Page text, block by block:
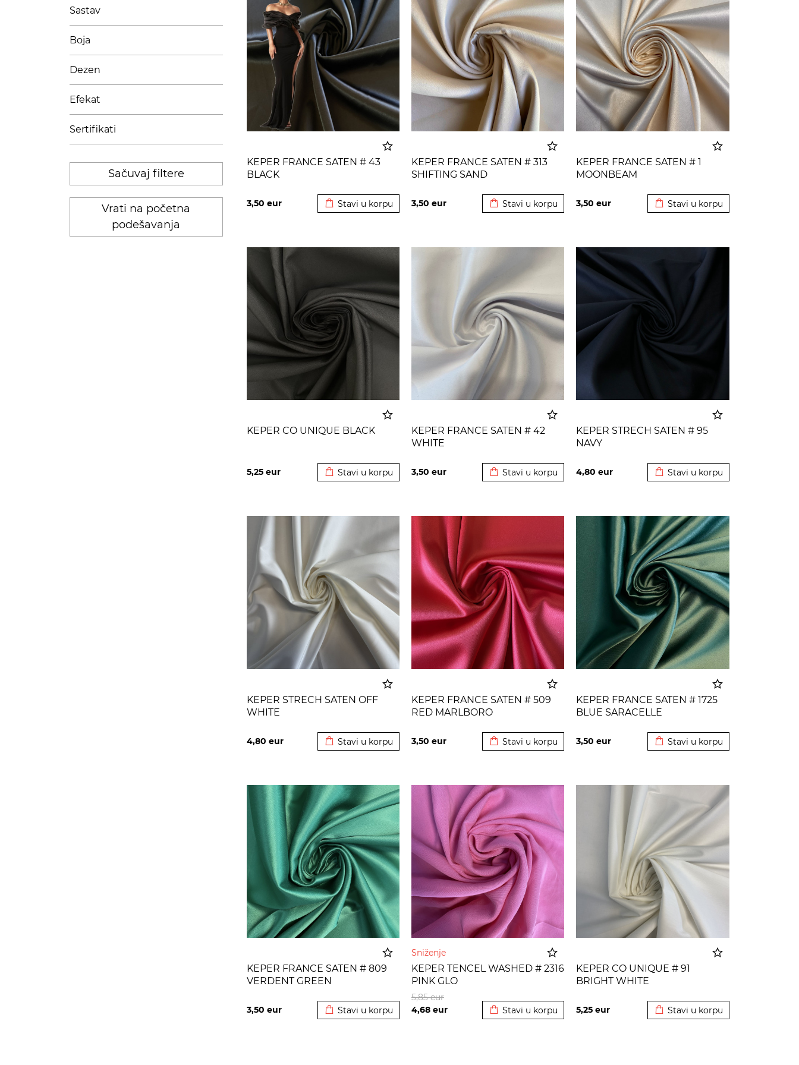
Sastav
Boja
Dezen
Efekat
Sertifikati
Sačuvaj filtere
Vrati na početna
podešavanja
KEPER FRANCE SATEN # 43
BLACK
3,50 eur Stavi u korpu
KEPER FRANCE SATEN # 313
SHIFTING SAND
3,50 eur Stavi u korpu
KEPER FRANCE SATEN # 1
MOONBEAM
3,50eur Stavi u korpu
KEPER CO UNIQUE BLACK
5,25 eur Stavi u korpu
KEPER FRANCE SATEN # 42
WHITE
3,50 eur Stavi u korpu
KEPER STRECH SATEN # 95
NAVY
4,80eur Stavi u korpu
KEPER STRECH SATEN OFF
WHITE
4,80 eur Stavi u korpu
KEPER FRANCE SATEN # 509
RED MARLBORO
3,50 eur Stavi u korpu
KEPER FRANCE SATEN # 1725
BLUE SARACELLE
3,50eur Stavi u korpu
KEPER FRANCE SATEN # 809
VERDENT GREEN
3,50 eur Stavi u korpu
Sniženje
KEPER TENCEL WASHED # 2316
PINK GLO
4,68 eur
5,85eur
Stavi u korpu
KEPER CO UNIQUE # 91
BRIGHT WHITE
5,25eur Stavi u korpu